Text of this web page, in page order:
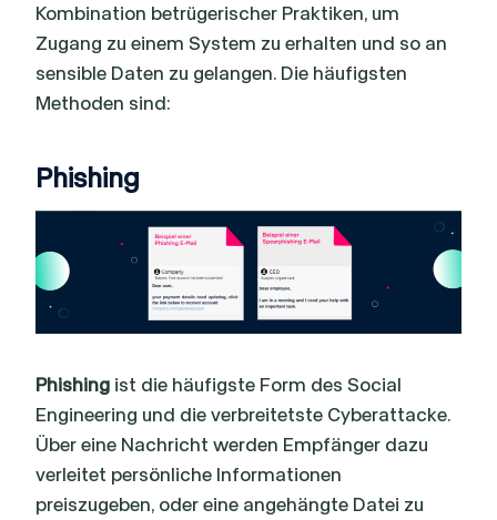
Kombination betrügerischer Praktiken, um
Zugang zu einem System zu erhalten und so an
sensible Daten zu gelangen. Die häufigsten
Methoden sind:
Phishing
Phishing ist die häufigste Form des Social
Engineering und die verbreitetste Cyberattacke.
Über eine Nachricht werden Empfänger dazu
verleitet persönliche Informationen
preiszugeben, oder eine angehängte Datei zu